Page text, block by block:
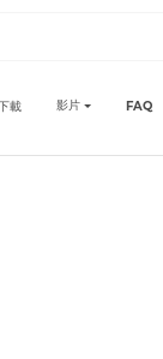
載 影片 FAQ